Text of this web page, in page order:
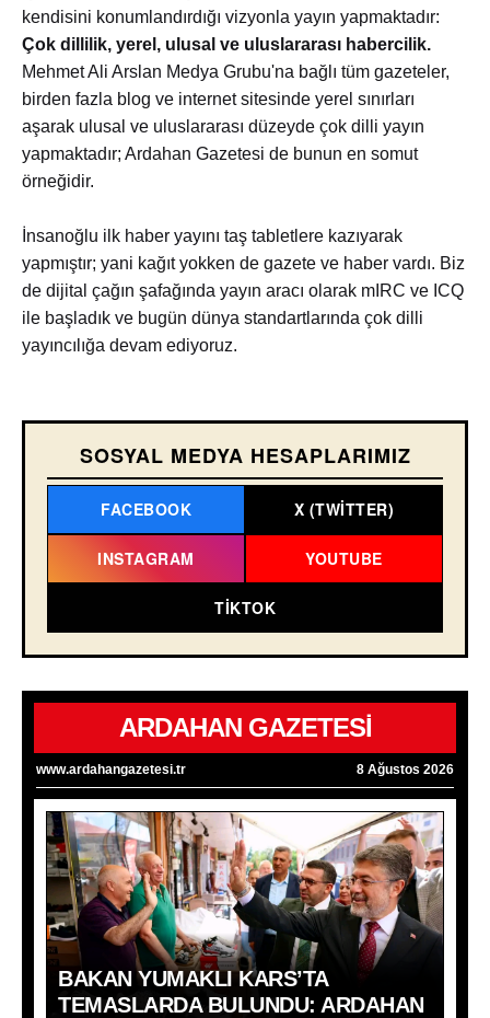
kendisini konumlandırdığı vizyonla yayın yapmaktadır:
Çok dillilik, yerel, ulusal ve uluslararası habercilik.
Mehmet Ali Arslan Medya Grubu'na bağlı tüm gazeteler,
birden fazla blog ve internet sitesinde yerel sınırları
aşarak ulusal ve uluslararası düzeyde çok dilli yayın
yapmaktadır; Ardahan Gazetesi de bunun en somut
örneğidir.
İnsanoğlu ilk haber yayını taş tabletlere kazıyarak
yapmıştır; yani kağıt yokken de gazete ve haber vardı. Biz
de dijital çağın şafağında yayın aracı olarak mIRC ve ICQ
ile başladık ve bugün dünya standartlarında çok dilli
yayıncılığa devam ediyoruz.
SOSYAL MEDYA HESAPLARIMIZ
FACEBOOK X (TWITTER)
INSTAGRAM YOUTUBE
TIKTOK
ARDAHAN GAZETESİ
www.ardahangazetesi.tr 8 Ağustos 2026
BAKAN YUMAKLI KARS’TA
TEMASLARDA BULUNDU: ARDAHAN